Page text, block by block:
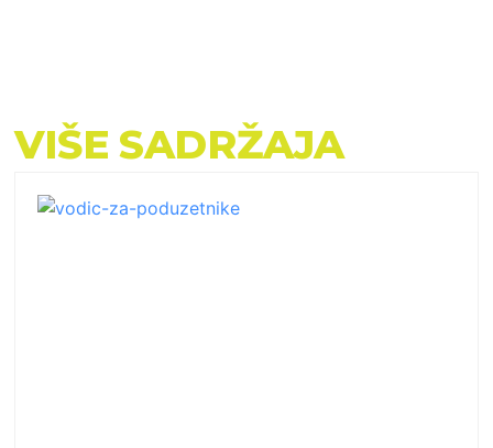
VIŠE SADRŽAJA